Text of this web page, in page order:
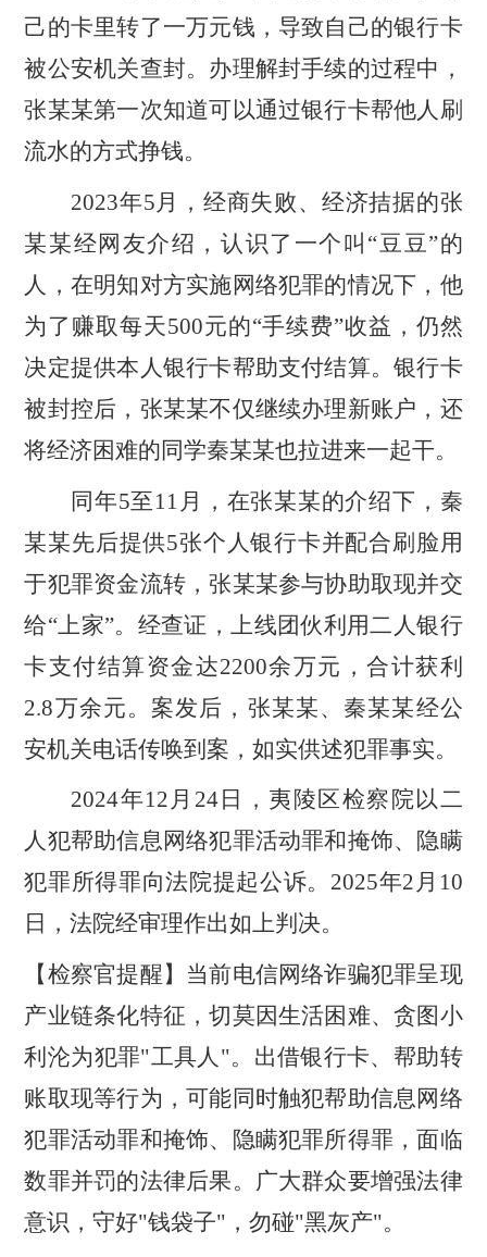
己的卡里转了一万元钱，导致自己的银行卡
被公安机关查封。办理解封手续的过程中，
张某某第一次知道可以通过银行卡帮他人刷
流水的方式挣钱。
2023年5月， 经商失败、 经济拮据的张
某某经网友介绍 ， 认识了一个叫 “豆豆”的
人， 在明知对方实施网络犯罪的情况下， 他
为了赚取每天500元的“手续费”收益， 仍然
决定提供本人银行卡帮助支付结算。银行卡
被封控后，张某某不仅继续办理新账户，还
将经济困难的同学秦某某也拉进来一起干。
同年5至11月， 在张某某的介绍下 ，秦
某某先后提供5张个人银行卡并配合刷脸用
于犯罪资金流转，张某某参与协助取现并交
给“上家”。经查证， 上线团伙利用二人银行
卡支付结算资金达2200余万元 ，合计获利
2.8万余元。 案发后 ，张某某、秦某某经公
安机关电话传唤到案，如实供述犯罪事实。
2024年12月24日，夷陵区检察院以二
人犯帮助信息网络犯罪活动罪和掩饰、隐瞒
犯罪所得罪向法院提起公诉。 2025年2月10
日，法院经审理作出如上判决。
【检察官提醒】当前电信网络诈骗犯罪呈现
产业链条化特征，切莫因生活困难、贪图小
利沦为犯罪"工具人"。出借银行卡、帮助转
账取现等行为，可能同时触犯帮助信息网络
犯罪活动罪和掩饰、隐瞒犯罪所得罪，面临
数罪并罚的法律后果。广大群众要增强法律
意识，守好"钱袋子"，勿碰"黑灰产"。